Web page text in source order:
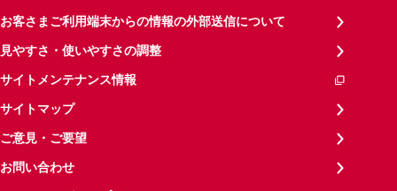
お客さまご利用端末からの情報の外部送信について
見やすさ・使いやすさの調整
サイトメンテナンス情報
サイトマップ
ご意見・ご要望
お問い合わせ